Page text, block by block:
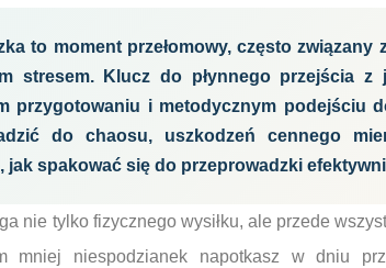
to moment przełomowy, często
stresem. Klucz do płynnego przejścia
przygotowaniu i metodycznym podejściu
do chaosu, uszkodzeń cennego
jak spakować się do przeprowadzki
nie tylko fizycznego wysiłku, ale przede
mniej niespodzianek napotkasz w dniu